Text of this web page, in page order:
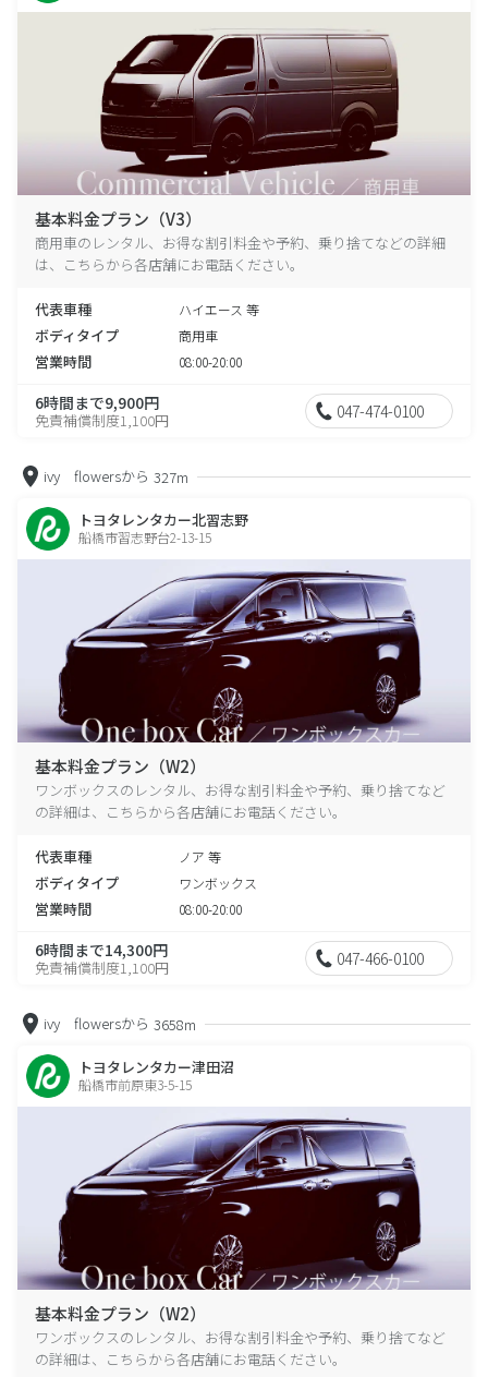
基本料金プラン（V3）
商用車のレンタル、お得な割引料金や予約、乗り捨てなどの詳細
は、こちらから各店舗にお電話ください。
代表車種 ハイエース 等
ボディタイプ 商用車
営業時間 08:00-20:00
6時間まで9,900円
免責補償制度1,100円 047-474-0100
ivy flowersから 327m
トヨタレンタカー北習志野
船橋市習志野台2-13-15
基本料金プラン（W2）
ワンボックスのレンタル、お得な割引料金や予約、乗り捨てなど
の詳細は、こちらから各店舗にお電話ください。
代表車種 ノア 等
ボディタイプ ワンボックス
営業時間 08:00-20:00
6時間まで14,300円
免責補償制度1,100円 047-466-0100
ivy flowersから 3658m
トヨタレンタカー津田沼
船橋市前原東3-5-15
基本料金プラン（W2）
ワンボックスのレンタル、お得な割引料金や予約、乗り捨てなど
の詳細は、こちらから各店舗にお電話ください。